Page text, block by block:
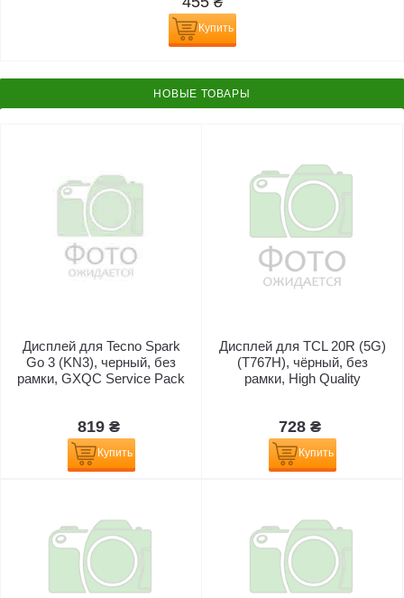
Купить
НОВЫЕ ТОВАРЫ
Дисплей для Tecno Spark
Go 3 (KN3), черный, без
рамки, GXQC Service Pack
819 ₴
Купить
Дисплей для TCL 20R (5G)
(T767H), чёрный, без
рамки, High Quality
728 ₴
Купить